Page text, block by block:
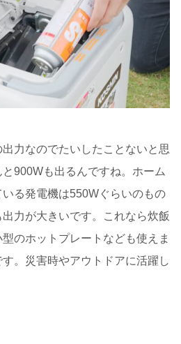
力なのでたいしたことないと思
900Wも出るんですね。ホーム
る発電機は550Wぐらいのもの
力が大きいです。これなら炊飯
のホットプレートなども使えま
。災害時やアウトドアに活躍し